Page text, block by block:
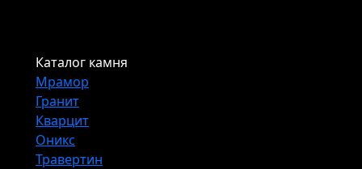
Каталог камня
Мрамор
Гранит
Кварцит
Оникс
Травертин